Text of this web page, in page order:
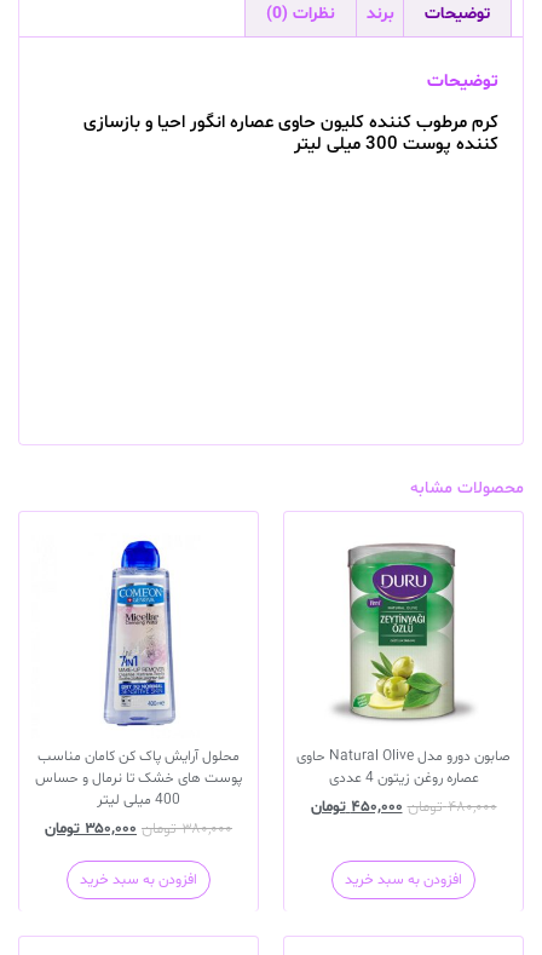
توضیحات برند نظرات (0)
توضیحات
کرم مرطوب کننده کلیون حاوی عصاره انگور احیا و بازسازی
کننده پوست 300 میلی لیتر
محصولات مشابه
صابون دورو مدل Natural Olive حاوی
عصاره روغن زیتون 4 عددی
۴۸۰,۰۰۰ تومان ۴۵۰,۰۰۰ تومان
افزودن به سبد خرید
محلول آرایش پاک کن کامان مناسب
پوست های خشک تا نرمال و حساس
400 میلی لیتر
۳۸۰,۰۰۰ تومان ۳۵۰,۰۰۰ تومان
افزودن به سبد خرید